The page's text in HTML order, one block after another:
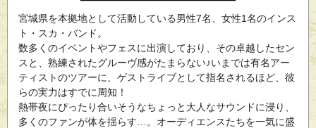
宮城県を本拠地として活動している男性7名、女性1名のインス
ト・スカ・バンド。
数多くのイベントやフェスに出演しており、その卓越したセン
スと、熟練されたグルーヴ感がたまらない♪いまでは有名アー
ティストのツアーに、ゲストライブとして指名されるほど、彼
らの実力はすでに周知！
熱帯夜にぴったり合いそうなちょっと大人なサウンドに浸り、
多くのファンが体を揺らす…。オーディエンスたちを一気に盛